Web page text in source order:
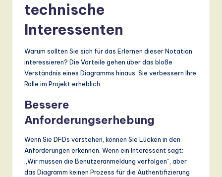
technische
Interessenten
Warum sollten Sie sich für das Erlernen dieser Notation
interessieren? Die Vorteile gehen über das bloße
Verständnis eines Diagramms hinaus. Sie verbessern Ihre
Rolle im Projekt erheblich.
Bessere
Anforderungserhebung
Wenn Sie DFDs verstehen, können Sie Lücken in den
Anforderungen erkennen. Wenn ein Interessent sagt:
„Wir müssen die Benutzeranmeldung verfolgen“, aber
das Diagramm keinen Prozess für die Authentifizierung